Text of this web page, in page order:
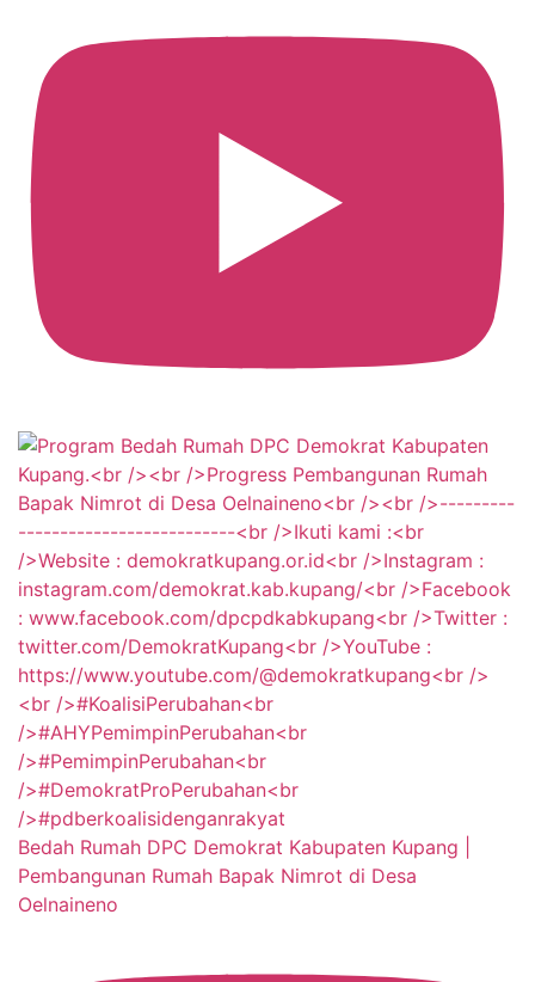
Bedah Rumah DPC Demokrat Kabupaten Kupang |
Pembangunan Rumah Bapak Nimrot di Desa
Oelnaineno